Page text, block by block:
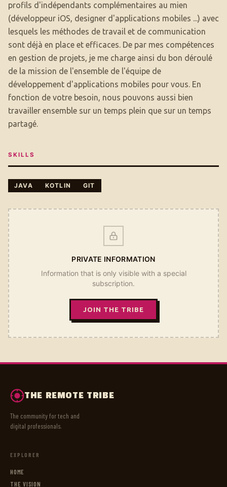
profils d'indépendants complémentaires au mien
(développeur iOS, designer d'applications mobiles ...) avec
lesquels les méthodes de travail et de communication
sont déjà en place et efficaces. De par mes compétences
en gestion de projets, je me charge ainsi du bon déroulé
de la mission de l'ensemble de l'équipe de
développement d'applications mobiles pour vous. En
fonction de votre besoin, nous pouvons aussi bien
travailler ensemble sur un temps plein que sur un temps
partagé.
SKILLS
JAVA KOTLIN GIT
PRIVATE INFORMATION
Information that is only visible with a special
subscription.
JOIN THE TRIBE
THE REMOTE TRIBE
The community for tech and
digital professionals.
EXPLORER
HOME
THE VISION